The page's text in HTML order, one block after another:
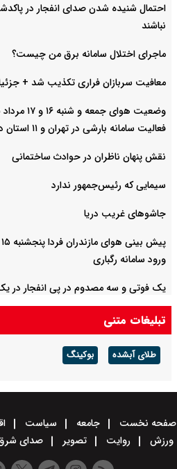
احتمال شنیده شدن صدای انفجار در
نباشند
ماجرای اختلال سامانه برق من چیست؟
معافیت سربازان فراری تکذیب شد +
فعالیت سامانه بارشی در تهران و ۱۱ استان دیگر صادر شد
نقش پنهان ناظران در حوادث ساختمانی
سیمایی که رئیس‌جمهور ندارد
جاشوهای غریب دریا
ورود سامانه رگباری
یک فوتی و سه مصدوم در پی انفجار در
تبلیغات متنی
طلای آبشده بوکینگ
صفحه نخست جامعه سیاست
ورزش
روایت تصویر صدای